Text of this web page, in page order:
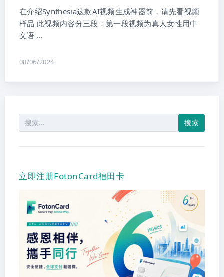
在介绍Synthesia这款AI视频生成神器前，请先看视频
样品 此视频内容分三段：第一段视频为真人女性用中
文语 …
08/06/2024
索：
立即注册FotonCard福田卡